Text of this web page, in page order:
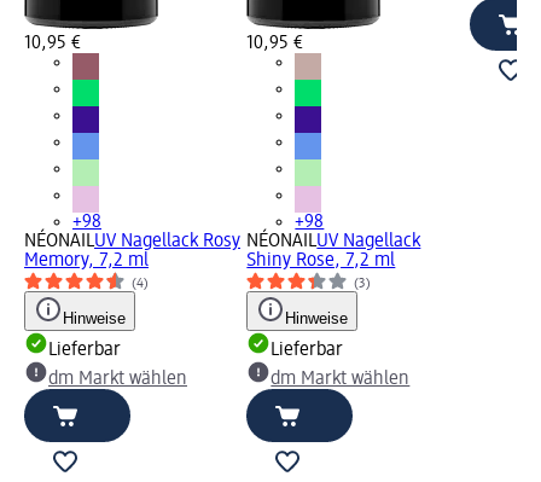
10,95 €
+98
NÉONAILUV Nagellack Rosy
Memory, 7,2 ml
(4)
Hinweise
Lieferbar
dm Markt wählen
10,95 €
+98
NÉONAILUV Nagellack
Shiny Rose, 7,2 ml
(3)
Hinweise
Lieferbar
dm Markt wählen